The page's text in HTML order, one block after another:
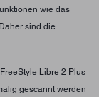
wie das
sind die
Libre 2 Plus
gescannt werden